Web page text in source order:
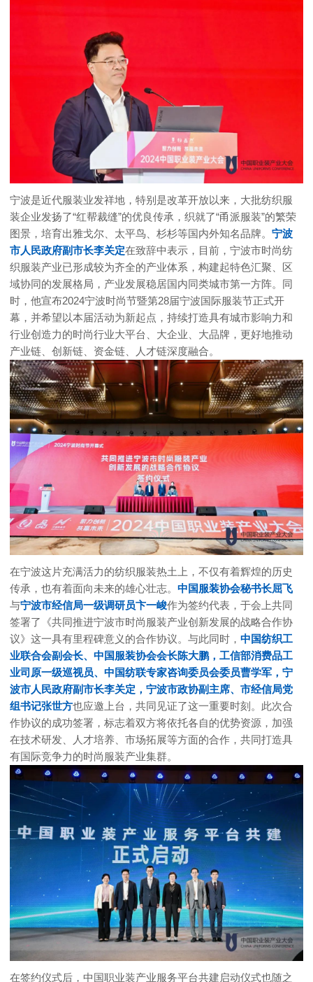
宁波是近代服装业发祥地，特别是改革开放以来，大批纺织服
装企业发扬了“红帮裁缝”的优良传承，织就了“甬派服装”的繁荣
图景，培育出雅戈尔、太平鸟、杉杉等国内外知名品牌。宁波
市人民政府副市长李关定在致辞中表示，目前，宁波市时尚纺
织服装产业已形成较为齐全的产业体系，构建起特色汇聚、区
域协同的发展格局，产业发展稳居国内同类城市第一方阵。同
时，他宣布2024宁波时尚节暨第28届宁波国际服装节正式开
幕，并希望以本届活动为新起点，持续打造具有城市影响力和
行业创造力的时尚行业大平台、大企业、大品牌，更好地推动
产业链、创新链、资金链、人才链深度融合。
在宁波这片充满活力的纺织服装热土上，不仅有着辉煌的历史
传承，也有着面向未来的雄心壮志。中国服装协会秘书长屈飞
与宁波市经信局一级调研员卞一峻作为签约代表，于会上共同
签署了《共同推进宁波市时尚服装产业创新发展的战略合作协
议》这一具有里程碑意义的合作协议。与此同时，中国纺织工
业联合会副会长、中国服装协会会长陈大鹏，工信部消费品工
业司原一级巡视员、中国纺联专家咨询委员会委员曹学军，宁
波市人民政府副市长李关定，宁波市政协副主席、市经信局党
组书记张世方也应邀上台，共同见证了这一重要时刻。此次合
作协议的成功签署，标志着双方将依托各自的优势资源，加强
在技术研发、人才培养、市场拓展等方面的合作，共同打造具
有国际竞争力的时尚服装产业集群。
在签约仪式后，中国职业装产业服务平台共建启动仪式也随之